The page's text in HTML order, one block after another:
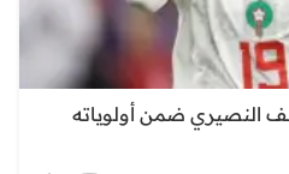
النصيري ضمن أولوياته